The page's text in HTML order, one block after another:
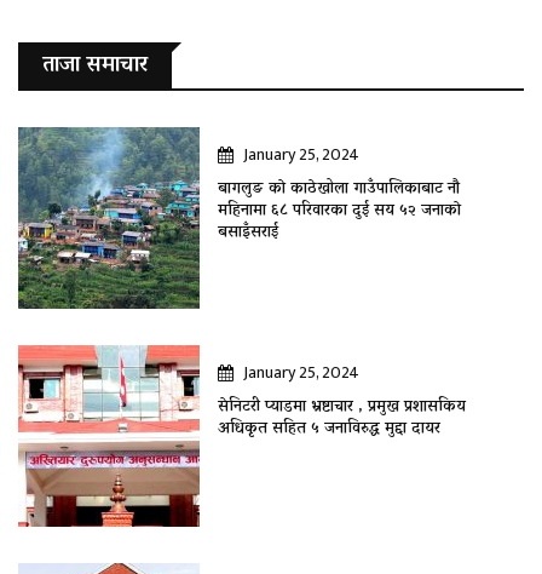
ताजा समाचार
January 25, 2024
बागलुङ काे काठेखोला गाउँपालिकाबाट नौ
महिनामा ६८ परिवारका दुई सय ५२ जनाकाे
बसाइँसराई
January 25, 2024
सेनिटरी प्याडमा भ्रष्टाचार , प्रमुख प्रशासकिय
अधिकृत सहित ५ जनाविरुद्ध मुद्दा दायर